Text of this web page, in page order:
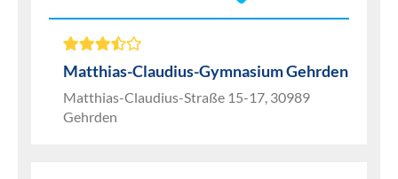
Matthias-Claudius-Gymnasium Gehrden
Matthias-Claudius-Straße 15-17, 30989
Gehrden